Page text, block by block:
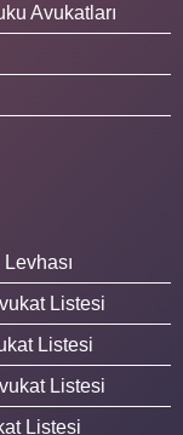
Avukatları
Listesi
Listesi
Listesi
Listesi